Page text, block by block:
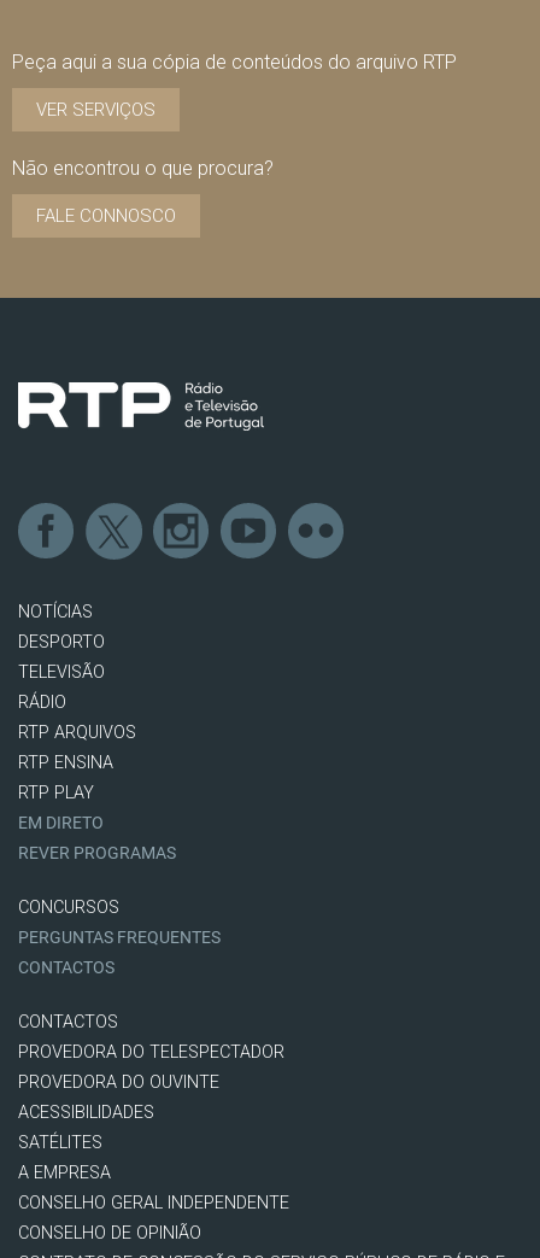
Peça aqui a sua cópia de conteúdos do arquivo RTP
VER SERVIÇOS
Não encontrou o que procura?
FALE CONNOSCO
NOTÍCIAS
DESPORTO
TELEVISÃO
RÁDIO
RTP ARQUIVOS
RTP ENSINA
RTP PLAY
EM DIRETO
REVER PROGRAMAS
CONCURSOS
PERGUNTAS FREQUENTES
CONTACTOS
CONTACTOS
PROVEDORA DO TELESPECTADOR
PROVEDORA DO OUVINTE
ACESSIBILIDADES
SATÉLITES
A EMPRESA
CONSELHO GERAL INDEPENDENTE
CONSELHO DE OPINIÃO